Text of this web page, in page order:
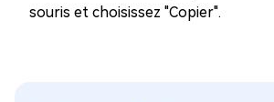
souris et choisissez "Copier".